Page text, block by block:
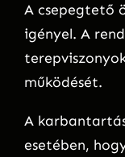
A csepegtető
igényel. A
működését.
A
esetében,